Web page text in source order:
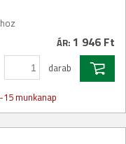
ÁR: 1 946 Ft
darab
munkanap